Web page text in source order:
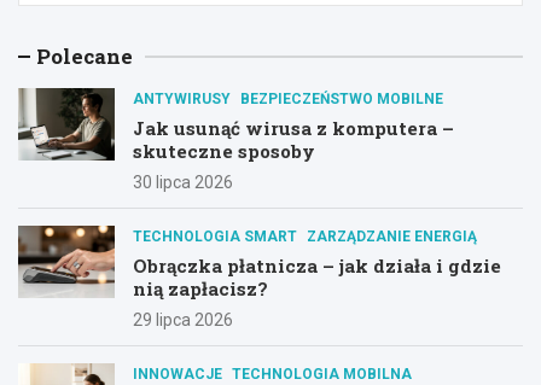
Polecane
ANTYWIRUSY BEZPIECZEŃSTWO MOBILNE
Jak usunąć wirusa z komputera –
skuteczne sposoby
30 lipca 2026
TECHNOLOGIA SMART ZARZĄDZANIE ENERGIĄ
Obrączka płatnicza – jak działa i gdzie
nią zapłacisz?
29 lipca 2026
INNOWACJE TECHNOLOGIA MOBILNA